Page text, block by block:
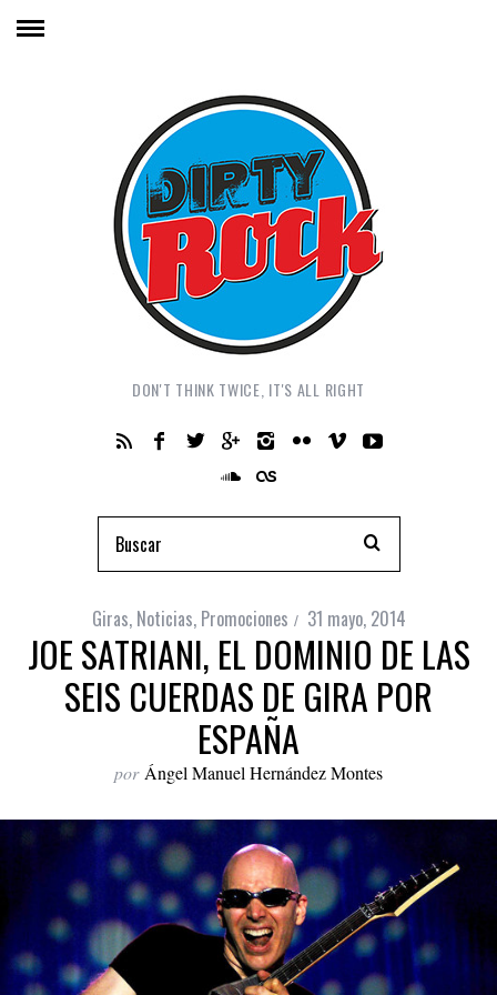
DON'T THINK TWICE, IT'S ALL RIGHT
Giras, Noticias, Promociones 31 mayo, 2014
JOE SATRIANI, EL DOMINIO DE LAS
SEIS CUERDAS DE GIRA POR
ESPAÑA
por Ángel Manuel Hernández Montes